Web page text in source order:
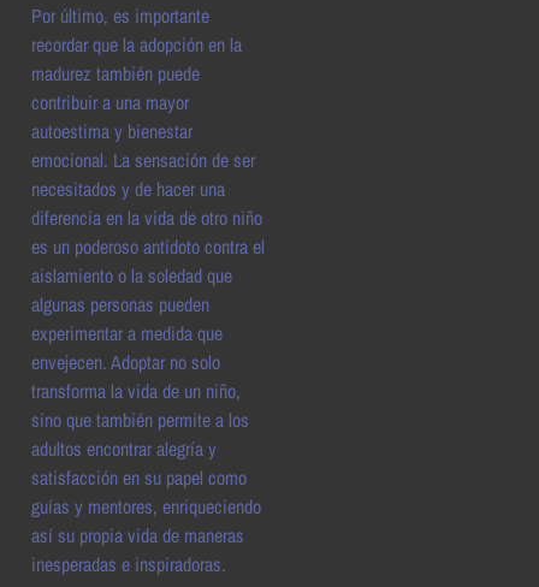
Por último, es importante
recordar que la adopción en la
madurez también puede
contribuir a una mayor
autoestima y bienestar
emocional. La sensación de ser
necesitados y de hacer una
diferencia en la vida de otro niño
es un poderoso antídoto contra el
aislamiento o la soledad que
algunas personas pueden
experimentar a medida que
envejecen. Adoptar no solo
transforma la vida de un niño,
sino que también permite a los
adultos encontrar alegría y
satisfacción en su papel como
guías y mentores, enriqueciendo
así su propia vida de maneras
inesperadas e inspiradoras.